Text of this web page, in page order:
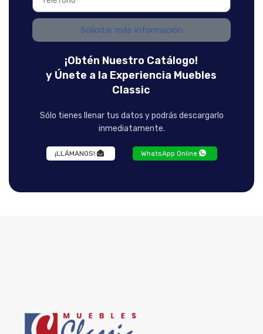
Solicitar más información
¡Obtén Nuestro Catálogo!
y Únete a la Experiencia Muebles
Classic
Sólo tienes llenar tus datos y podrás descargarlo
inmediatamente.
¡LLÁMANOS! WhatsApp Online